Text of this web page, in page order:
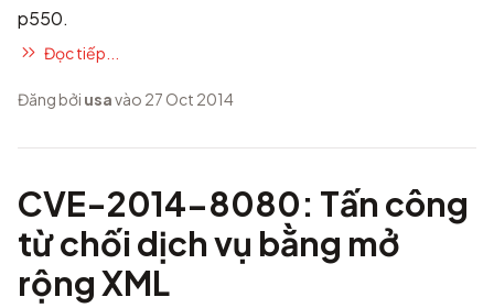
p550.
Đọc tiếp...
Đăng bởi usavào 27 Oct 2014
CVE-2014-8080: Tấn công
từ chối dịch vụ bằng mở
rộng XML